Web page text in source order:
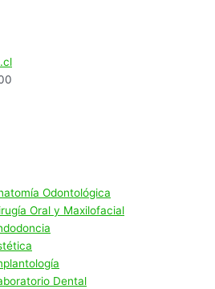
Odontológica
Oral y Maxilofacial
Dental